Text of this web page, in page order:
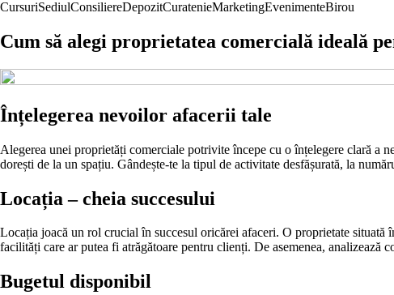
CursuriSediulConsiliereDepozitCuratenieMarketingEvenimenteBirou
Cum să alegi proprietatea comercială ideală
Înțelegerea nevoilor afacerii tale
Alegerea unei proprietăți comerciale potrivite începe cu o înțelegere clară a
dorești de la un spațiu. Gândește-te la tipul de activitate desfășurată, la
Locația – cheia succesului
Locația joacă un rol crucial în succesul oricărei afaceri. O proprietate
facilități care ar putea fi atrăgătoare pentru clienți. De asemenea, analizează
Bugetul disponibil